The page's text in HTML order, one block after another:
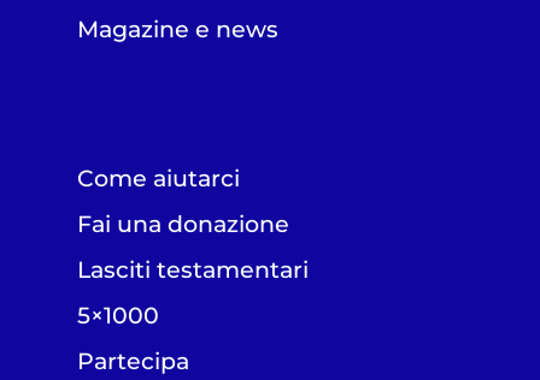
Magazine e news
Come aiutarci
Fai una donazione
Lasciti testamentari
5×1000
Partecipa